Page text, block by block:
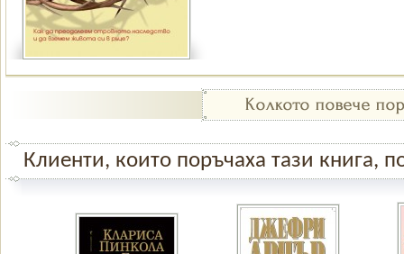
Клиенти, които поръчаха тази книга,